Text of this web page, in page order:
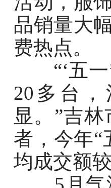
品销量大
费热点。
“‘五一’
20多台
显。”吉
者，今年“
均成交额